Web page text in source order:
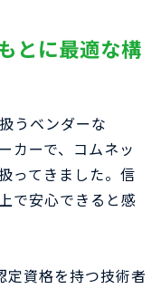
とに最適な構
うベンダーな
カーで、コムネッ
ってきました。信
で安心できると感
定資格を持つ技術者